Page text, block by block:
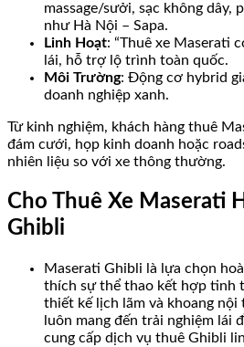
massage/sưởi, sạc không dây,
như Hà Nội – Sapa.
Linh Hoạt: “Thuê xe Maserati
lái, hỗ trợ lộ trình toàn quốc.
Môi Trường: Động cơ hybrid
doanh nghiệp xanh.
Từ kinh nghiệm, khách hàng thuê
đám cưới, họp kinh doanh hoặc
nhiên liệu so với xe thông thường.
Cho Thuê Xe Maserati
Ghibli
Maserati Ghibli là lựa chọn
thích sự thể thao kết hợp tinh
thiết kế lịch lãm và khoang nội
luôn mang đến trải nghiệm lái
cung cấp dịch vụ thuê Ghibli